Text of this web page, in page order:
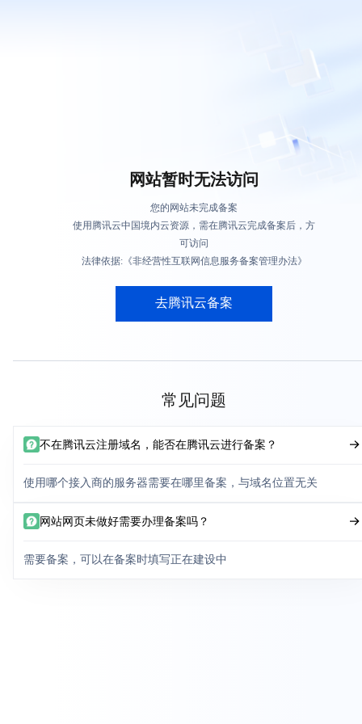
网站暂时无法访问
您的网站未完成备案
使用腾讯云中国境内云资源，需在腾讯云完成备案后，方
可访问
法律依据:《非经营性互联网信息服务备案管理办法》
去腾讯云备案
常见问题
不在腾讯云注册域名，能否在腾讯云进行备案？
使用哪个接入商的服务器需要在哪里备案，与域名位置无关
网站网页未做好需要办理备案吗？
需要备案，可以在备案时填写正在建设中